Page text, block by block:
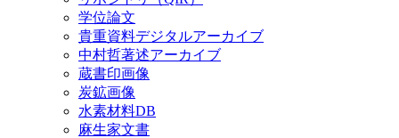
学位論文
貴重資料デジタルアーカイブ
中村哲著述アーカイブ
蔵書印画像
炭鉱画像
水素材料DB
麻生家文書